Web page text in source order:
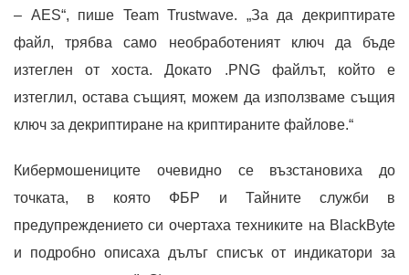
– AES“, пише Team Trustwave. „За да декриптирате
файл, трябва само необработеният ключ да бъде
изтеглен от хоста. Докато .PNG файлът, който е
изтеглил, остава същият, можем да използваме същия
ключ за декриптиране на криптираните файлове.“
Кибермошениците очевидно се възстановиха до
точката, в която ФБР и Тайните служби в
предупреждението си очертаха техниките на BlackByte
и подробно описаха дълъг списък от индикатори за